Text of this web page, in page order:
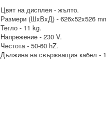
Цвят на дисплея - жълто.
Размери (ШxВxД) - 626x52x526
Тегло - 11 kg.
Напрежение - 230 V.
Честота - 50-60 hZ.
Дължина на свържващия кабел -